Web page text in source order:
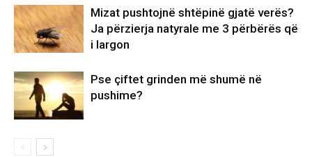
Mizat pushtojnë shtëpinë gjatë verës?
Ja përzierja natyrale me 3 përbërës që
i largon
Pse çiftet grinden më shumë në
pushime?